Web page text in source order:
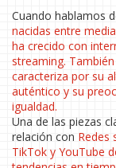
Cuando hablamos
nacidas entre
ha crecido con
streaming.
caracteriza por su
auténtico y su
igualdad.
Una de las piezas
relación con Redes
TikTok y YouTube